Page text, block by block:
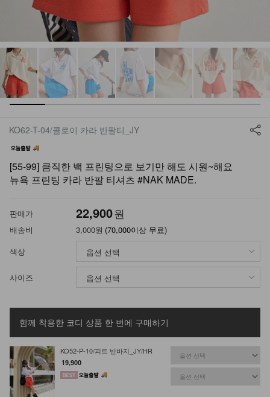
KO62-T-04/콜로이 카라 반팔티_JY
[55-99] 큼직한 백 프린팅으로 보기만 해도 시원~해요
뉴욕 프린팅 카라 반팔 티셔츠 #NAK MADE.
판매가 22,900원
배송비 3,000원 (70,000이상 무료)
색상
사이즈
함께 착용한 코디 상품 한 번에 구매하기
KO52-P-10/피트 반바지_JY/HR
19,900